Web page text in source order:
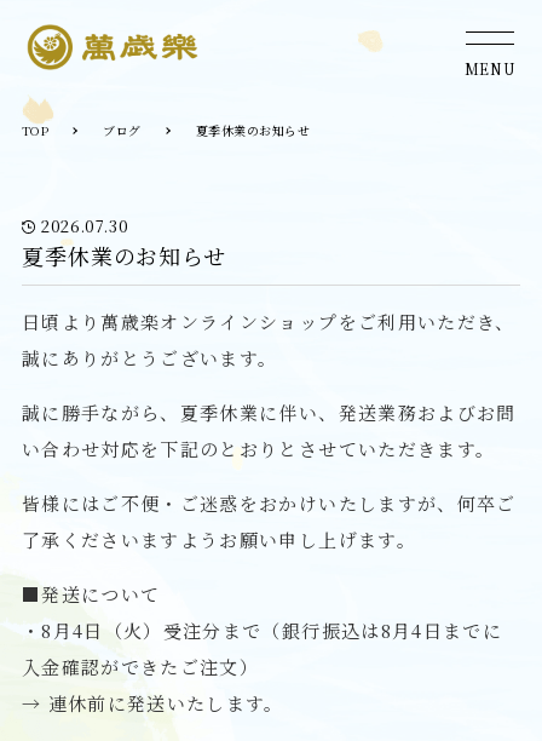
MENU
TOP ブログ 夏季休業のお知らせ
2026.07.30
夏季休業のお知らせ
日頃より萬歳楽オンラインショップをご利用いただき、
誠にありがとうございます。
誠に勝手ながら、夏季休業に伴い、発送業務およびお問
い合わせ対応を下記のとおりとさせていただきます。
皆様にはご不便・ご迷惑をおかけいたしますが、何卒ご
了承くださいますようお願い申し上げます。
■発送について
・8月4日（火）受注分まで（銀行振込は8月4日までに
入金確認ができたご注文）
→ 連休前に発送いたします。